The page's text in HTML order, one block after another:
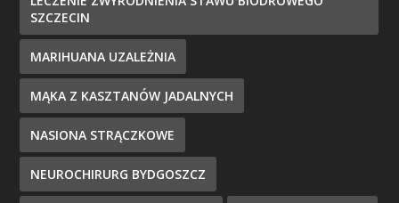
SZCZECIN
MARIHUANA UZALEŻNIA
MĄKA Z KASZTANÓW JADALNYCH
NASIONA STRĄCZKOWE
NEUROCHIRURG BYDGOSZCZ